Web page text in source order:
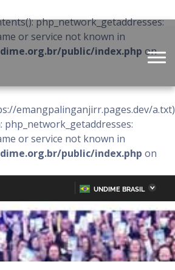
php_network_getaddresses:
or service not known in
public/index.php on
emangpalinganjirr.pages.dev/
or service not known in
public/index.php on
PARA
O
CONTEÚDO
UNDIME BRASIL
Amapá
Ceará